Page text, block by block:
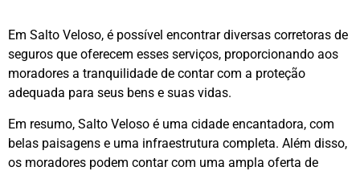
Em Salto Veloso, é possível encontrar diversas corretoras de
seguros que oferecem esses serviços, proporcionando aos
moradores a tranquilidade de contar com a proteção
adequada para seus bens e suas vidas.
Em resumo, Salto Veloso é uma cidade encantadora, com
belas paisagens e uma infraestrutura completa. Além disso,
os moradores podem contar com uma ampla oferta de